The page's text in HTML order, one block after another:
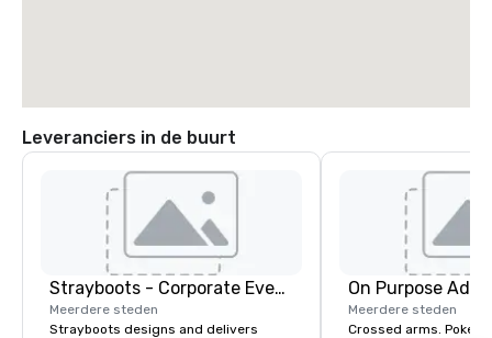
Leveranciers in de buurt
Strayboots - Corporate Events and Team Building Activities
Meerdere steden
Strayboots designs and delivers
On Purpose
Meerdere steden
Crossed arms. Poked out bottom lips.